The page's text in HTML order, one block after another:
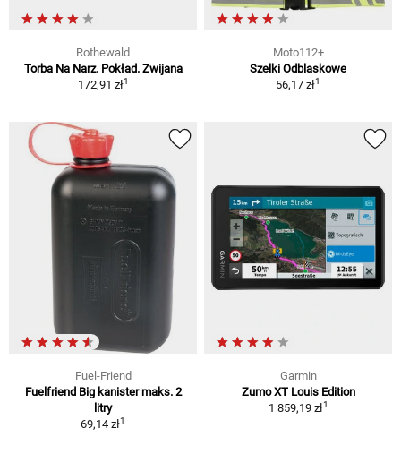
Rothewald
Torba Na Narz. Pokład. Zwijana
172,91 zł1
Moto112+
Szelki Odblaskowe
56,17 zł1
Fuel-Friend
Fuelfriend Big kanister maks. 2
litry
69,14 zł1
Garmin
Zumo XT Louis Edition
1 859,19 zł1